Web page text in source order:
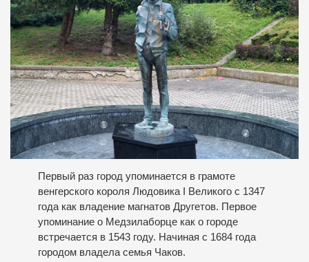
Первый раз город упоминается в грамоте
венгерского короля Людовика I Великого с 1347
года как владение магнатов Другетов. Первое
упоминание о Медзилаборце как о городе
встречается в 1543 году. Начиная с 1684 года
городом владела семья Чаков.